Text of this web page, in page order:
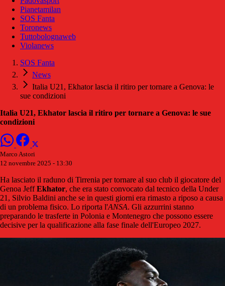
Pianetamilan
SOS Fanta
Toronews
Tuttobolognaweb
Violanews
SOS Fanta
News
Italia U21, Ekhator lascia il ritiro per tornare a Genova: le
sue condizioni
Italia U21, Ekhator lascia il ritiro per tornare a Genova: le sue
condizioni
Marco Astori
12 novembre 2025 - 13:30
Ha lasciato il raduno di Tirrenia per tornare al suo club il giocatore del
Genoa JeffEkhator, che era stato convocato dal tecnico della Under
21, Silvio Baldini anche se in questi giorni era rimasto a riposo a causa
di un problema fisico. Lo riporta l'ANSA. Gli azzurrini stanno
preparando le trasferte in Polonia e Montenegro che possono essere
decisive per la qualificazione alla fase finale dell'Europeo 2027.